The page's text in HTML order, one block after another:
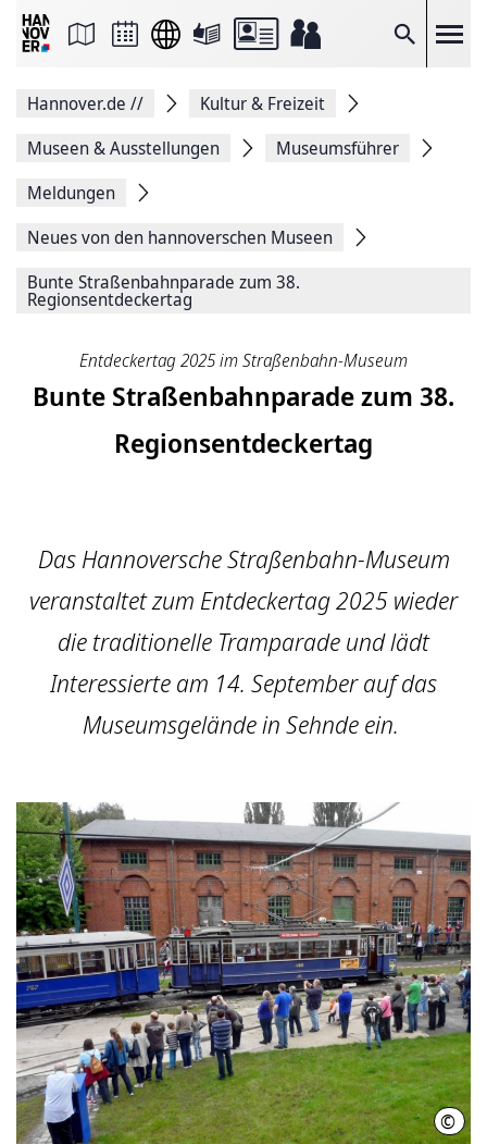
Suche
Seite
Facebook
teilen
Seitenlink
Seite
Hannover.de //
Kultur & Freizeit
Museen & Ausstellungen
Museumsführer
Meldungen
Neues von den hannoverschen Museen
Bunte Straßenbahnparade zum 38.
Regionsentdeckertag
Entdeckertag 2025 im Straßenbahn-Museum
Bunte Straßenbahnparade zum 38.
Regionsentdeckertag
Das Hannoversche Straßenbahn-Museum
veranstaltet zum Entdeckertag 2025 wieder
die traditionelle Tramparade und lädt
Interessierte am 14. September auf das
Museumsgelände in Sehnde ein.
©